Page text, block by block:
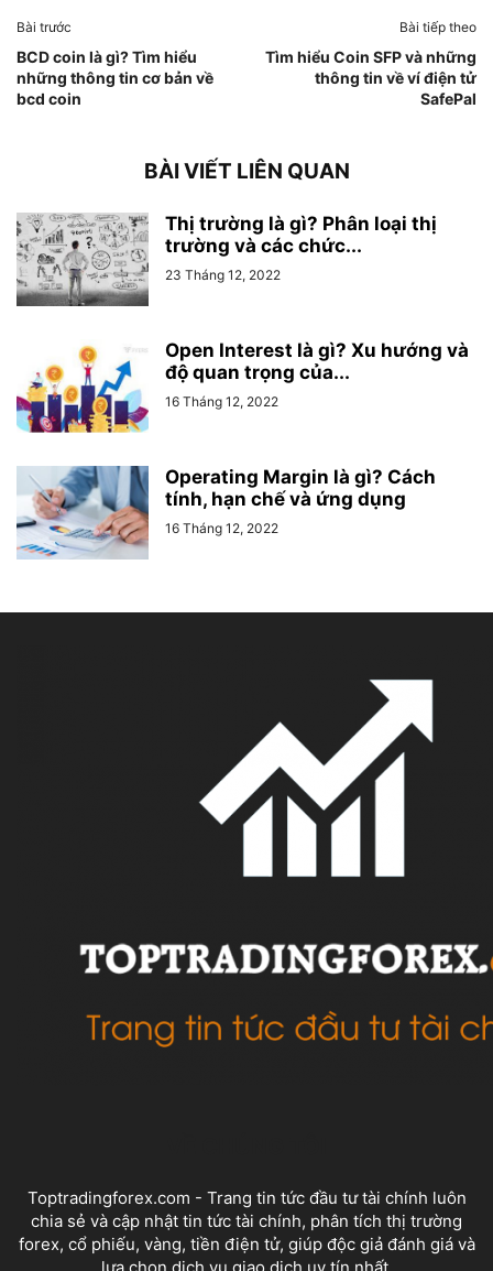
Bài trước
BCD coin là gì? Tìm hiểu
những thông tin cơ bản về
bcd coin
Bài tiếp theo
Tìm hiểu Coin SFP và những
thông tin về ví điện tử
SafePal
BÀI VIẾT LIÊN QUAN
Thị trường là gì? Phân loại thị
trường và các chức...
23 Tháng 12, 2022
Open Interest là gì? Xu hướng và
độ quan trọng của...
16 Tháng 12, 2022
Operating Margin là gì? Cách
tính, hạn chế và ứng dụng
16 Tháng 12, 2022
Toptradingforex.com - Trang tin tức đầu tư tài chính luôn
chia sẻ và cập nhật tin tức tài chính, phân tích thị trường
forex, cổ phiếu, vàng, tiền điện tử, giúp độc giả đánh giá và